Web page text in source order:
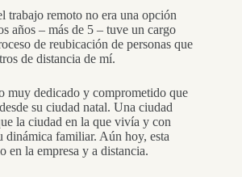
trabajo remoto no era una opción
años – más de 5 – tuve un cargo
de reubicación de personas que
de distancia de mí.
muy dedicado y comprometido que
su ciudad natal. Una ciudad
la ciudad en la que vivía y con
dinámica familiar. Aún hoy, esta
en la empresa y a distancia.